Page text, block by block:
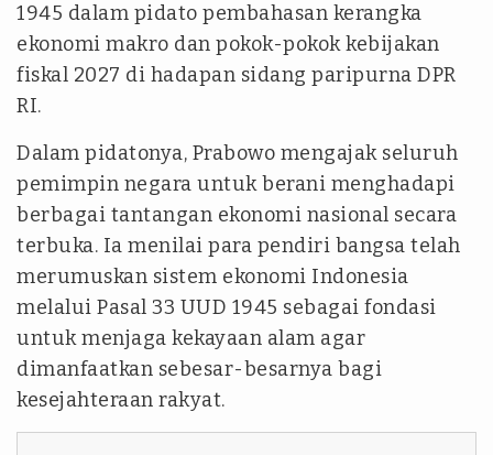
1945 dalam pidato pembahasan kerangka
ekonomi makro dan pokok-pokok kebijakan
fiskal 2027 di hadapan sidang paripurna DPR
RI.
Dalam pidatonya, Prabowo mengajak seluruh
pemimpin negara untuk berani menghadapi
berbagai tantangan ekonomi nasional secara
terbuka. Ia menilai para pendiri bangsa telah
merumuskan sistem ekonomi Indonesia
melalui Pasal 33 UUD 1945 sebagai fondasi
untuk menjaga kekayaan alam agar
dimanfaatkan sebesar-besarnya bagi
kesejahteraan rakyat.